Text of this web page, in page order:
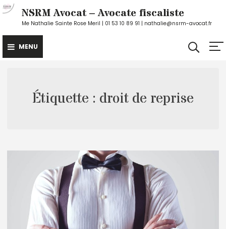
Skip
content
NSRM Avocat – Avocate fiscaliste
Me Nathalie Sainte Rose Meril | 01 53 10 89 91 | nathalie@nsrm-avocat.fr
MENU
Étiquette : droit de reprise